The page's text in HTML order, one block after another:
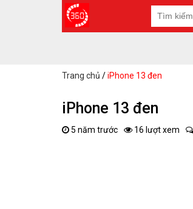
Trang chủ /iPhone 13 đen
iPhone 13 đen
5 năm trước 16 lượt xem